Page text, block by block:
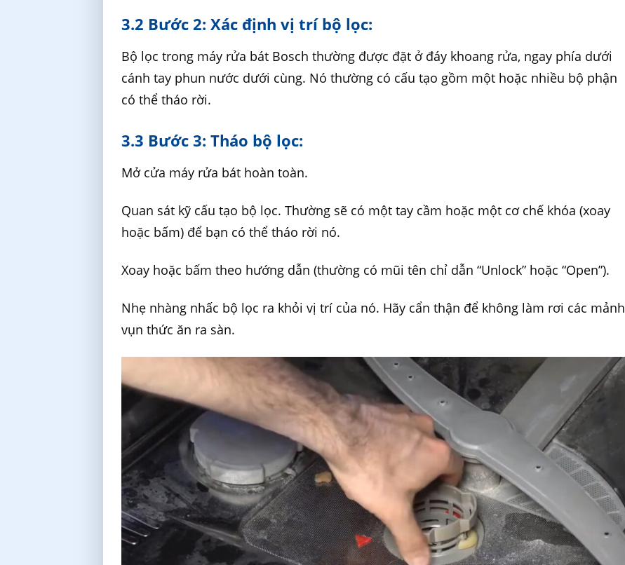
3.2 Bước 2: Xác định vị trí bộ lọc:
Bộ lọc trong máy rửa bát Bosch thường được đặt ở đáy khoang rửa, ngay phía dưới
cánh tay phun nước dưới cùng. Nó thường có cấu tạo gồm một hoặc nhiều bộ phận
có thể tháo rời.
3.3 Bước 3: Tháo bộ lọc:
Mở cửa máy rửa bát hoàn toàn.
Quan sát kỹ cấu tạo bộ lọc. Thường sẽ có một tay cầm hoặc một cơ chế khóa (xoay
hoặc bấm) để bạn có thể tháo rời nó.
Xoay hoặc bấm theo hướng dẫn (thường có mũi tên chỉ dẫn “Unlock” hoặc “Open”).
Nhẹ nhàng nhấc bộ lọc ra khỏi vị trí của nó. Hãy cẩn thận để không làm rơi các mảnh
vụn thức ăn ra sàn.